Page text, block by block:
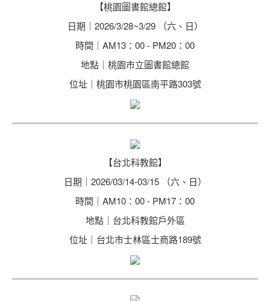
【桃園圖書館總館】
日期｜2026/3/28~3/29 （六、日）
時間｜AM13：00 - PM20：00
地點｜桃園市立圖書館總館
位址｜桃園市桃園區南平路303號
【台北科教館】
日期｜2026/03/14-03/15 （六、日）
時間｜AM10：00 - PM17：00
地點｜台北科教館戶外區
位址｜台北市士林區士商路189號